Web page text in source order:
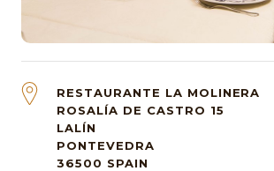
RESTAURANTE LA MOLINERA
ROSALÍA DE CASTRO 15
LALÍN
PONTEVEDRA
36500 SPAIN